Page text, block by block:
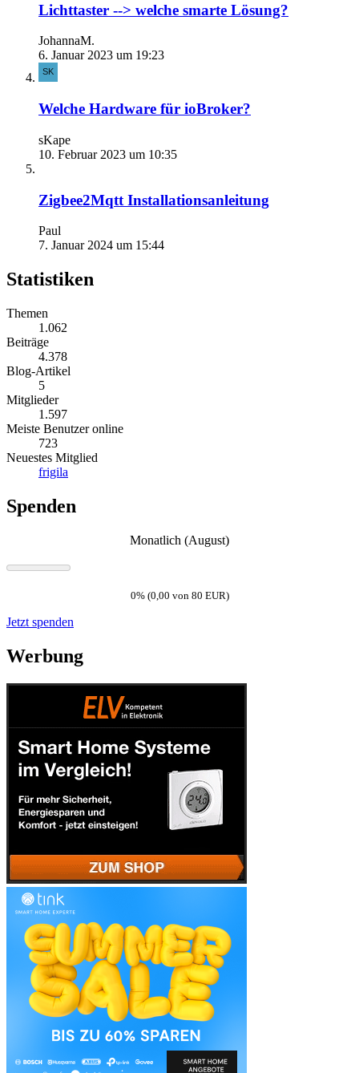
Lichttaster --> welche smarte Lösung?
JohannaM.
6. Januar 2023 um 19:23
Welche Hardware für ioBroker?
sKape
10. Februar 2023 um 10:35
Zigbee2Mqtt Installationsanleitung
Paul
7. Januar 2024 um 15:44
Statistiken
Themen
1.062
Beiträge
4.378
Blog-Artikel
5
Mitglieder
1.597
Meiste Benutzer online
723
Neuestes Mitglied
frigila
Spenden
Monatlich (August)
0% (0,00 von 80 EUR)
Jetzt spenden
Werbung